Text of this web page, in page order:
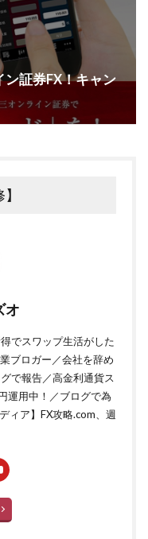
証券FX！キャン
オ
でスワップ生活がした
ブロガー／会社を辞め
で報告／高金利通貨ス
運用中！／ブログで為
ィア】FX攻略.com、週